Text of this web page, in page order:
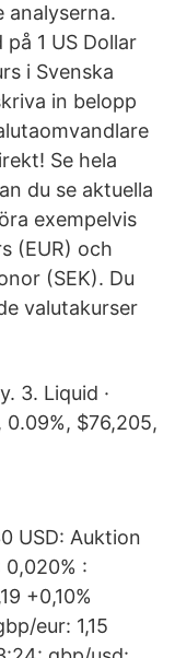
analyserna.
1 US Dollar
i Svenska
in belopp
Se hela
du se aktuella
exempelvis
(EUR) och
(SEK). Du
valutakurser
3. Liquid ·
0.09%, $76,205,
USD: Auktion
:
+0,10%
eur: 1,15